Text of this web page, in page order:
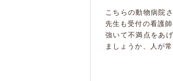
こちらの動物病院
先生も受付の看護
強いて不満点をあ
ましょうか、人が